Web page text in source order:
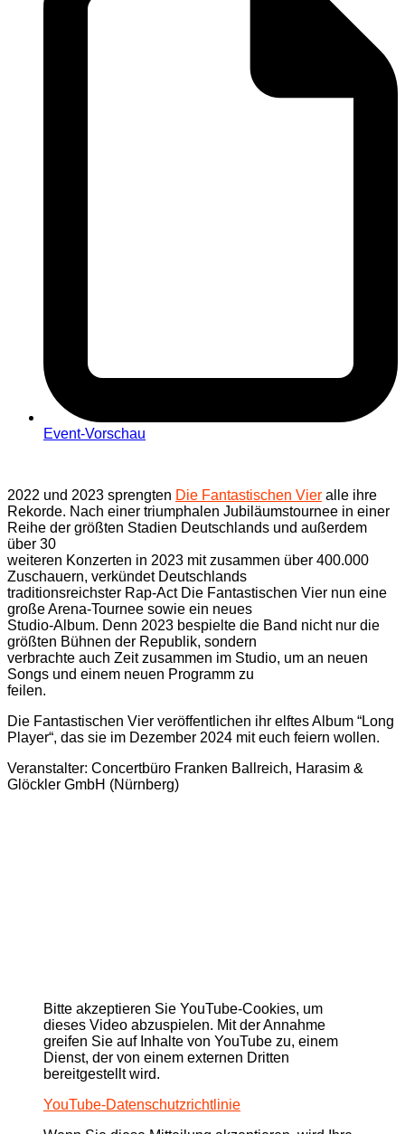
Event-Vorschau
2022 und 2023 sprengten Die Fantastischen Vier alle ihre
Rekorde. Nach einer triumphalen Jubiläumstournee in einer
Reihe der größten Stadien Deutschlands und außerdem
über 30
weiteren Konzerten in 2023 mit zusammen über 400.000
Zuschauern, verkündet Deutschlands
traditionsreichster Rap-Act Die Fantastischen Vier nun eine
große Arena-Tournee sowie ein neues
Studio-Album. Denn 2023 bespielte die Band nicht nur die
größten Bühnen der Republik, sondern
verbrachte auch Zeit zusammen im Studio, um an neuen
Songs und einem neuen Programm zu
feilen.
Die Fantastischen Vier veröffentlichen ihr elftes Album “Long
Player“, das sie im Dezember 2024 mit euch feiern wollen.
Veranstalter: Concertbüro Franken Ballreich, Harasim &
Glöckler GmbH (Nürnberg)
Bitte akzeptieren Sie YouTube-Cookies, um
dieses Video abzuspielen. Mit der Annahme
greifen Sie auf Inhalte von YouTube zu, einem
Dienst, der von einem externen Dritten
bereitgestellt wird.
YouTube-Datenschutzrichtlinie